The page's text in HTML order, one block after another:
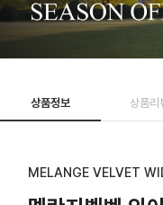
상품정보 상품리
MELANGE VELVET